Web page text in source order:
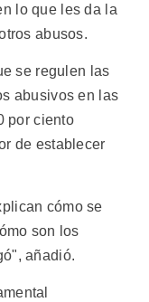
lo que les da la
abusos.
se regulen las
abusivos en las
por ciento
de establecer
cómo se
son los
añadió.